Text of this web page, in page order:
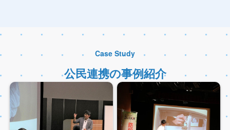
Case Study
公民連携の事例紹介